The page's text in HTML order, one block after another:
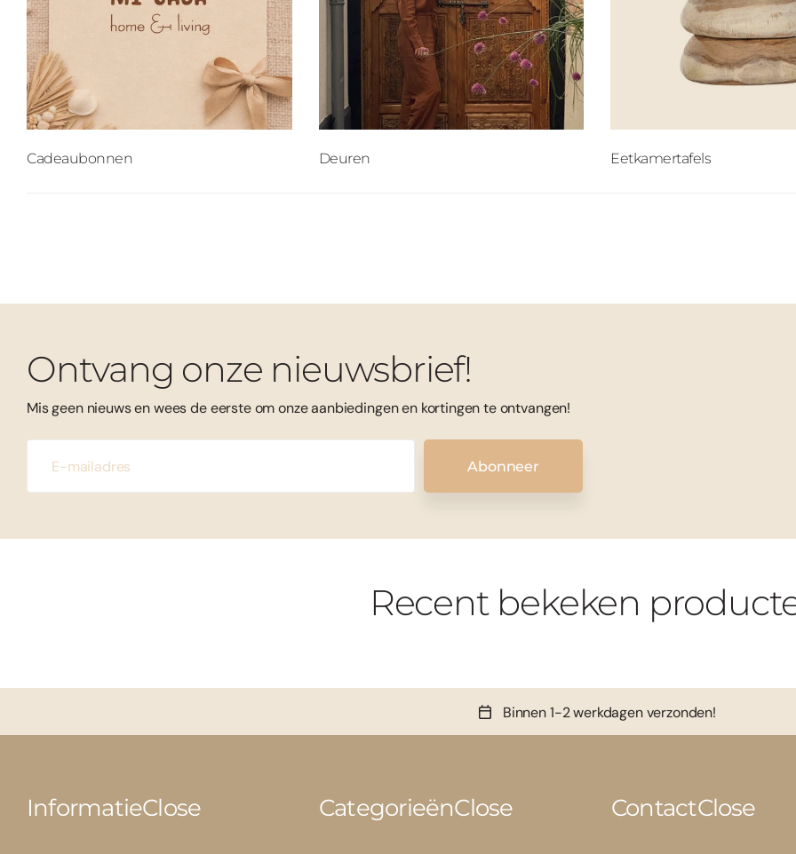
Cadeaubonnen Deuren Eetkamertafels
Ontvang onze nieuwsbrief!
Mis geen nieuws en wees de eerste om onze aanbiedingen en kortingen te ontvangen!
Abonneer
Recent bekeken
Binnen 1-2 werkdagen verzonden!
InformatieClose CategorieënClose ContactClose